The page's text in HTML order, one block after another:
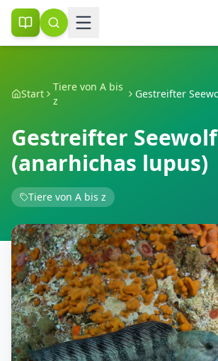
Start
Tiere von A bis
z
Gestreifter Seewolf
(anarhichas lupus)
Tiere von A bis z